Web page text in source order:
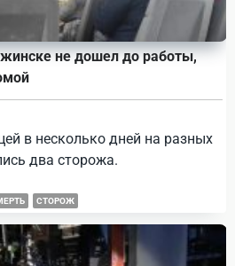
не дошел до работы,
в несколько дней на разных
два сторожа.
СТОРОЖ